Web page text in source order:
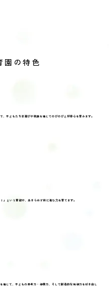
園の特色
子どもたちは遊びや体験を通じてのびのびと好奇心を育みます。
」という意欲や、あきらめず前に進む⼒を育てます。
通じて、子どもの思考力・想像力、そして創造的な発想力を引き出し